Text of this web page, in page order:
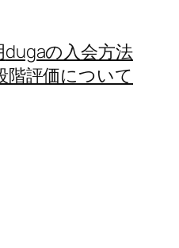
dugaの入会方法
階評価について